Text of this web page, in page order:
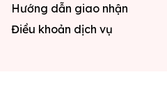
Hướng dẫn giao nhận
Điều khoản dịch vụ